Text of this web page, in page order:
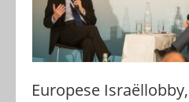
Europese